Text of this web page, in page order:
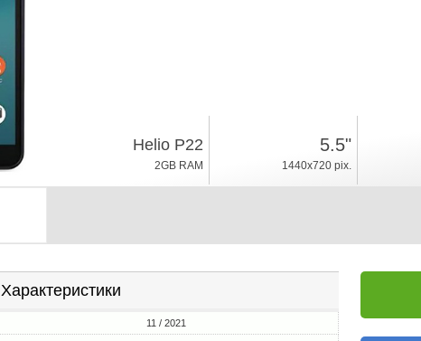
Helio P22
2GB RAM
5.5"
1440x720 pix.
Характеристики
11 / 2021